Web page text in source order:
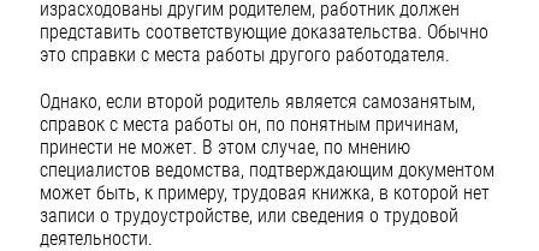
израсходованы другим родителем, работник должен
представить соответствующие доказательства. Обычно
это справки с места работы другого работодателя.
Однако, если второй родитель является самозанятым,
справок с места работы он, по понятным причинам,
принести не может. В этом случае, по мнению
специалистов ведомства, подтверждающим документом
может быть, к примеру, трудовая книжка, в которой нет
записи о трудоустройстве, или сведения о трудовой
деятельности.